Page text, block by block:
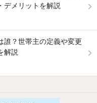
デメリットを解説
誰？世帯主の定義や変更
解説
！